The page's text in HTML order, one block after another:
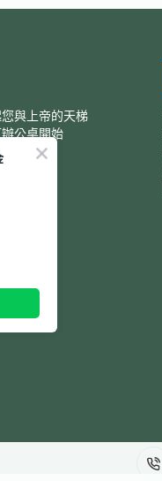
與上帝的天梯
公桌開始